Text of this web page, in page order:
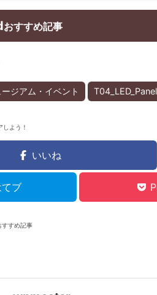
おすすめ記事
ジアム・イベント T04_LED_Panel
しよう！
いいね
てブ
すすめ記事